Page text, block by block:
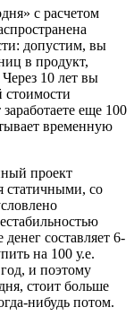
с расчетом
допустим, вы
в продукт,
10 лет вы
еще 100
временную
проект
статичными, со
составляет 6-
на 100 у.е.
и поэтому
стоит больше
нибудь потом.